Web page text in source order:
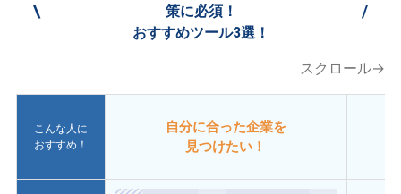
\
策に必須！
おすすめツール3選！
/
スクロール→
こんな人に
おすすめ！
自分に合った企業を
見つけたい！